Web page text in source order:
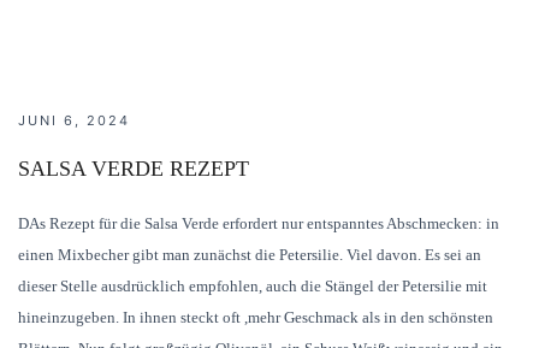
JUNI 6, 2024
SALSA VERDE REZEPT
DAs Rezept für die Salsa Verde erfordert nur entspanntes Abschmecken: in
einen Mixbecher gibt man zunächst die Petersilie. Viel davon. Es sei an
dieser Stelle ausdrücklich empfohlen, auch die Stängel der Petersilie mit
hineinzugeben. In ihnen steckt oft ,mehr Geschmack als in den schönsten